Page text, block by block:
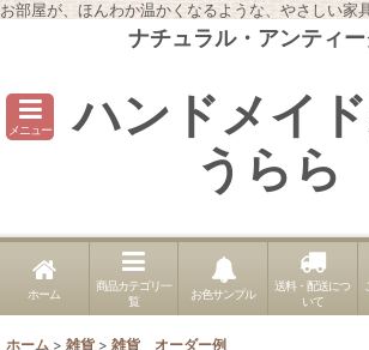
お部屋が、ほんわか温かくなるような、やさしい
ナチュラル・アンティ
メニュー ハンドメイ
うらら
ホーム
商品カテゴリ一
覧
お色サンプル
送料・配送につ
いて
ホーム > 雑貨 > 雑貨 オーダー例